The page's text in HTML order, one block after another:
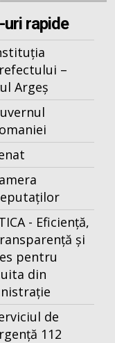
uri rapide
–
Argeș
- Eficiență,
și
pentru
din
de
112